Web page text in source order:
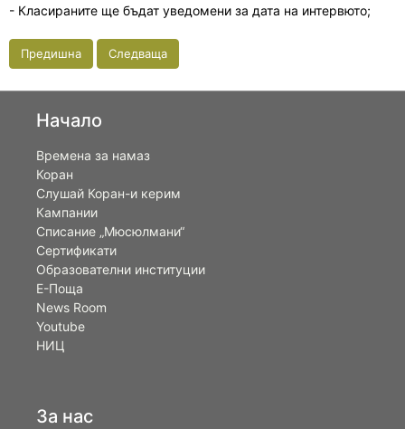
- Класираните ще бъдат уведомени за дата на интервюто;
Предишна Следваща
Начало
Времена за намаз
Коран
Слушай Коран-и керим
Кампании
Списание „Мюсюлмани“
Сертификати
Образователни институции
Е-Поща
News Room
Youtube
НИЦ
За нас